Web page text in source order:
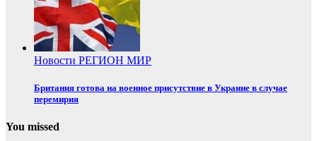
Новости РЕГИОН МИР
Британия готова на военное присутствие в Украине в случае
перемирия
You missed